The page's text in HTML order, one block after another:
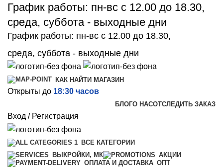
График работы: пн-вс с 12.00 до 18.30,
среда, суббота - выходные дни
График работы: пн-вс с 12.00 до 18.30,
среда, суббота - выходные дни
КАК НАЙТИ МАГАЗИН
Открыты до 18:30 часов
БЛОГО НАСОТСЛЕДИТЬ ЗАКАЗ
Вход / Регистрация
ВСЕ КАТЕГОРИИ
ВЫКРОЙКИ, МК
АКЦИИ
ОПЛАТА И ДОСТАВКА ОПТ